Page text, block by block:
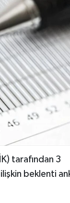
tarafından 3
ilişkin beklenti